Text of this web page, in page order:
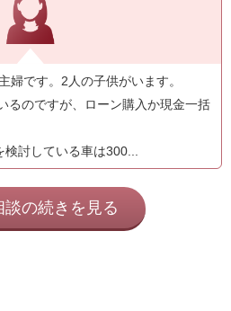
婦です。2人の子供がいます。
るのですが、ローン購入か現金一括
討している車は300...
談の続きを見る